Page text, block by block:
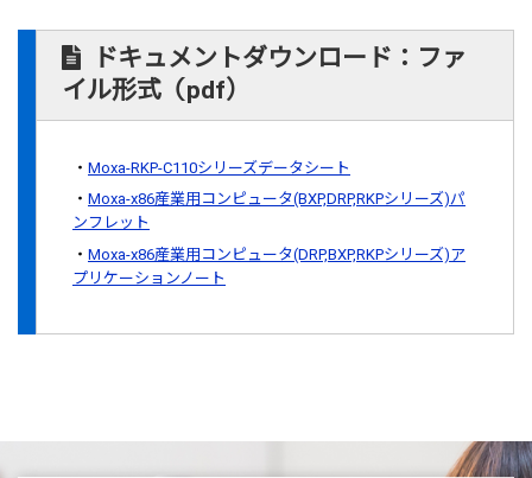
ドキュメントダウンロード：ファ
イル形式（pdf）
Moxa-RKP-C110シリーズデータシート
Moxa-x86産業用コンピュータ(BXP,DRP,RKPシリーズ)パ
ンフレット
Moxa-x86産業用コンピュータ(DRP,BXP,RKPシリーズ)ア
プリケーションノート